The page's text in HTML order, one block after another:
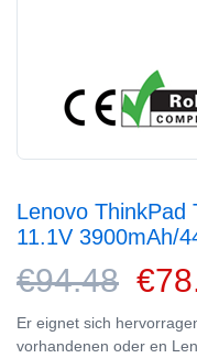
Lenovo ThinkPad
11.1V 3900mAh/
€94.48
Er eignet sich
vorhandenen oder en